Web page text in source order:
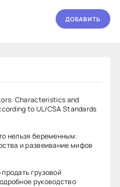
ДОБАВИТЬ
Characteristics and
to UL/CSA Standards
нельзя беременным:
и развеивание мифов
грузовой
руководство